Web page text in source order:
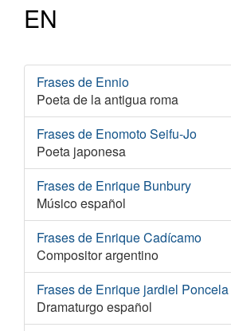
EN
Frases de Ennio
Poeta de la antigua roma
Frases de Enomoto Seifu-Jo
Poeta japonesa
Frases de Enrique Bunbury
Músico español
Frases de Enrique Cadícamo
Compositor argentino
Frases de Enrique jardiel Poncela
Dramaturgo español